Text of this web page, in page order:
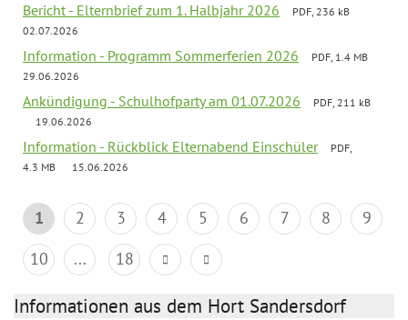
Bericht - Elternbrief zum 1. Halbjahr 2026
PDF, 236 kB
02.07.2026
Information - Programm Sommerferien 2026
PDF, 1.4 MB
29.06.2026
Ankündigung - Schulhofparty am 01.07.2026
PDF, 211 kB
19.06.2026
Information - Rückblick Elternabend Einschüler
PDF,
4.3 MB
15.06.2026
1 2 3 4 5 6 7 8
9
10
... 18
Informationen aus dem Hort Sandersdorf